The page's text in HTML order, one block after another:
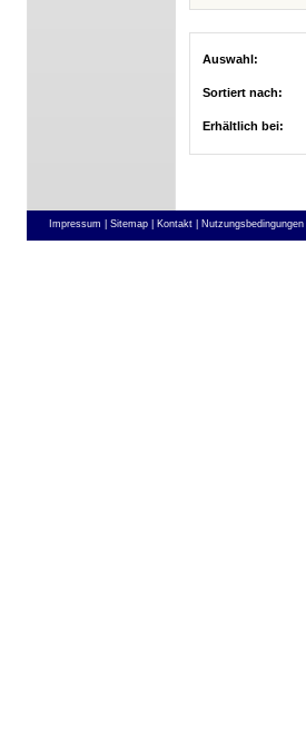
Auswahl:
Sortiert nach:
Erhältlich bei:
Impressum | Sitemap | Kontakt | Nutzungsbedingungen |